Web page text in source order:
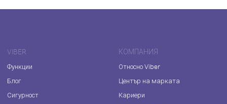
VIBER
Функции
Блог
Сигурност
КОМПАНИЯ
Относно Viber
Център на марката
Кариери